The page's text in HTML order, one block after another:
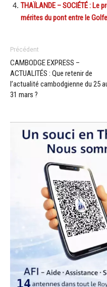
THAÏLANDE – SOCIÉTÉ : Le
mérites du pont entre le
Précédent
CAMBODGE EXPRESS –
ACTUALITÉS : Que retenir de
l’actualité cambodgienne du 25
31 mars ?